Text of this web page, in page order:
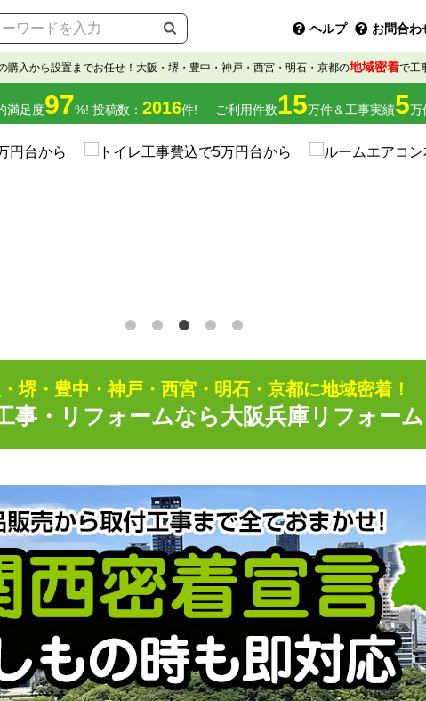
ヘルプ お問合わ
購入から設置までお任せ！大阪・堺・豊中・神戸・西宮・明石・京都の地域密着で工
満足度97%! 投稿数： 2016件! ご利用件数15万件＆工事実績5万
堺・豊中・神戸・西宮・明石・京都に地域密着！
事・リフォームなら大阪兵庫リフォー